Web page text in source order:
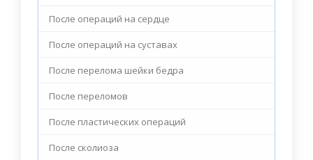
После операций на сердце
После операций на суставах
После перелома шейки бедра
После переломов
После пластических операций
После сколиоза